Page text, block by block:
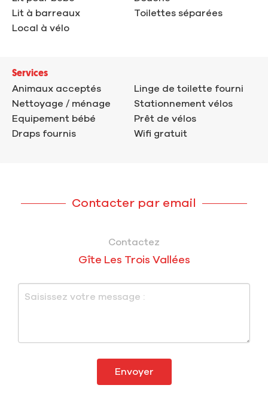
Lit à barreaux
Local à vélo
Toilettes séparées
Services
Animaux acceptés
Nettoyage / ménage
Equipement bébé
Draps fournis
Linge de toilette fourni
Stationnement vélos
Prêt de vélos
Wifi gratuit
Contacter par email
Contactez
Gîte Les Trois Vallées
Envoyer